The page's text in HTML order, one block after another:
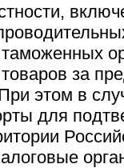
за
этом в
для